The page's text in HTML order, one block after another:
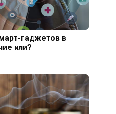
гаджетов в
или?